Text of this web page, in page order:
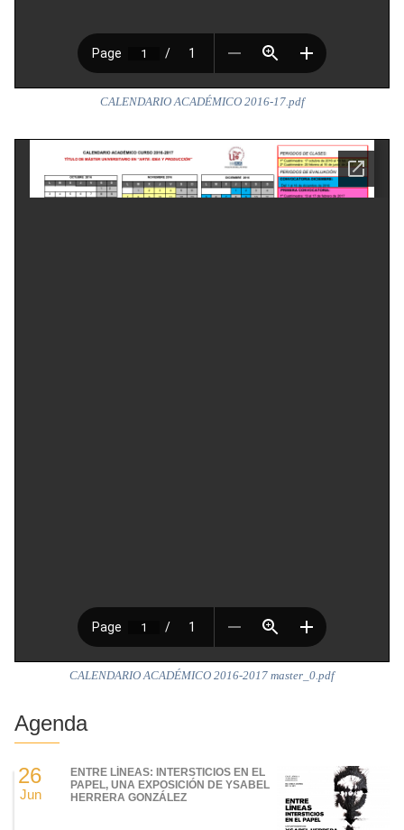
CALENDARIO ACADÉMICO 2016-17.pdf
CALENDARIO ACADÉMICO 2016-2017 master_0.pdf
Agenda
26
Jun
ENTRE LÍNEAS: INTERSTICIOS EN EL
PAPEL, UNA EXPOSICIÓN DE YSABEL
HERRERA GONZÁLEZ